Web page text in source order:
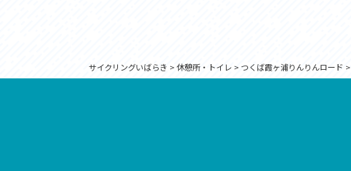
サイクリングいばらき >休憩所・トイレ>つくば霞ヶ浦りんりんロード >